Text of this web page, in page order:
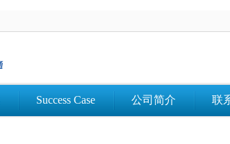
Success Case 公司简介 联